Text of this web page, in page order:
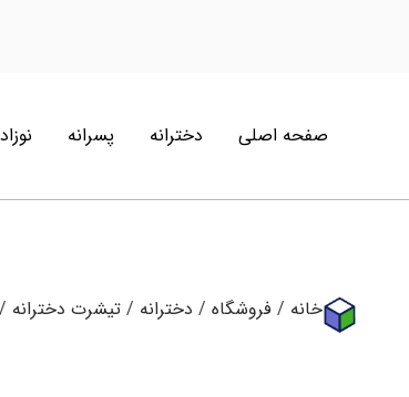
صفحه اصلی دخترانه پسرانه
خانه / فروشگاه / دخترانه / تیشرت دخترانه /